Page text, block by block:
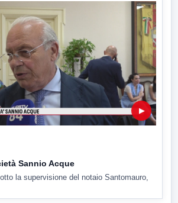
▶
Sannio Acque
la supervisione del notaio Santomauro,